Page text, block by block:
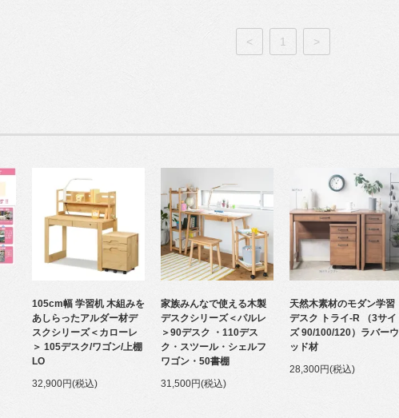
< 1 >
105cm幅 学習机 木組みを
あしらったアルダー材デ
スクシリーズ＜カローレ
＞ 105デスク/ワゴン/上棚
LO
32,900円(税込)
家族みんなで使える木製
デスクシリーズ＜パルレ
＞90デスク ・110デス
ク・スツール・シェルフ
ワゴン・50書棚
31,500円(税込)
天然木素材のモダン学習
デスク トライ-R （3サイ
ズ 90/100/120）ラバーウ
ッド材
28,300円(税込)